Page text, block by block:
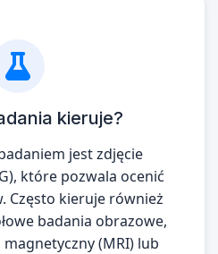
kieruje?
jest zdjęcie
które pozwala ocenić
Często kieruje również
badania obrazowe,
(MRI) lub